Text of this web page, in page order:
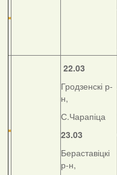
22.03
Гродзенскі р-
н,
С.Чарапіца
23.03
Бераставіцкі
р-н,